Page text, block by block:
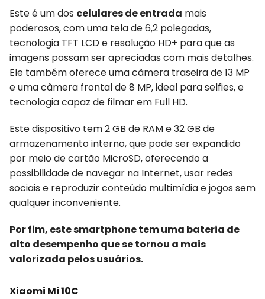
Este é um dos celulares de entrada mais
poderosos, com uma tela de 6,2 polegadas,
tecnologia TFT LCD e resolução HD+ para que as
imagens possam ser apreciadas com mais detalhes.
Ele também oferece uma câmera traseira de 13 MP
e uma câmera frontal de 8 MP, ideal para selfies, e
tecnologia capaz de filmar em Full HD.
Este dispositivo tem 2 GB de RAM e 32 GB de
armazenamento interno, que pode ser expandido
por meio de cartão MicroSD, oferecendo a
possibilidade de navegar na Internet, usar redes
sociais e reproduzir conteúdo multimídia e jogos sem
qualquer inconveniente.
Por fim, este smartphone tem uma bateria de
alto desempenho que se tornou a mais
valorizada pelos usuários.
Xiaomi Mi 10C